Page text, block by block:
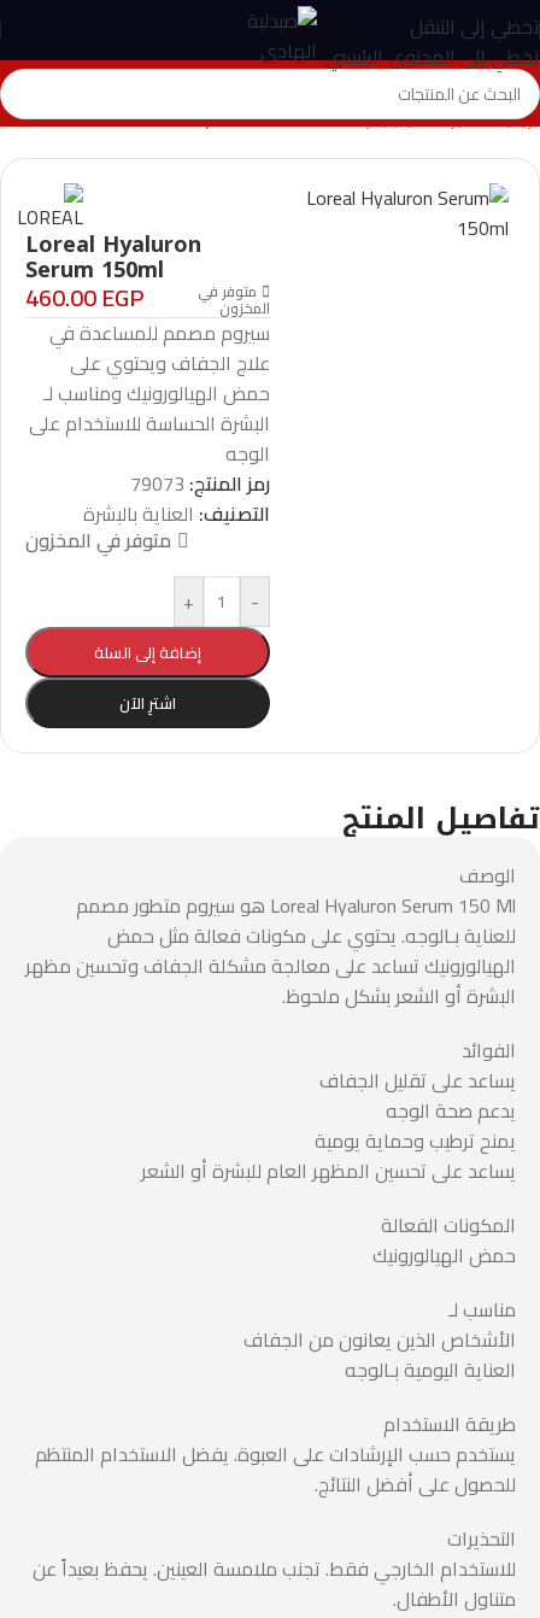
تخطي إلى التنقل
تخطي إلى المحتوى الرئيسي
الرئيسية>المتجر>العناية بالبشرة>
Loreal Hyaluron Serum 150ml
Loreal Hyaluron
Serum 150ml
متوفر في
المخزون 460.00EGP
سيروم مصمم للمساعدة في
علاج الجفاف ويحتوي على
حمض الهيالورونيك ومناسب لـ
البشرة الحساسة للاستخدام على
الوجه
رمز المنتج: 79073
التصنيف: العناية بالبشرة
متوفر في المخزون
-
+
إضافة إلى السلة
اشترِ الآن
تفاصيل المنتج
الوصف
Loreal Hyaluron Serum 150 Ml هو سيروم متطور مصمم
للعناية بـالوجه. يحتوي على مكونات فعالة مثل حمض
الهيالورونيك تساعد على معالجة مشكلة الجفاف وتحسين مظهر
البشرة أو الشعر بشكل ملحوظ.
الفوائد
يساعد على تقليل الجفاف
يدعم صحة الوجه
يمنح ترطيب وحماية يومية
يساعد على تحسين المظهر العام للبشرة أو الشعر
المكونات الفعالة
حمض الهيالورونيك
مناسب لـ
الأشخاص الذين يعانون من الجفاف
العناية اليومية بـالوجه
طريقة الاستخدام
يستخدم حسب الإرشادات على العبوة. يفضل الاستخدام المنتظم
للحصول على أفضل النتائج.
التحذيرات
للاستخدام الخارجي فقط. تجنب ملامسة العينين. يحفظ بعيداً عن
متناول الأطفال.